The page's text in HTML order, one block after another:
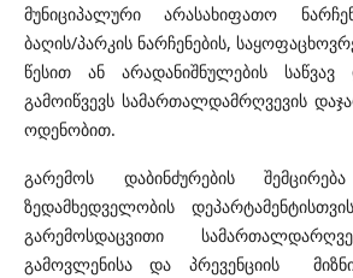
მუნიციპალური არასახიფათო
ბაღის/პარკის ნარჩენების,
წესით ან არადანიშნულების საწვავ
გამოიწვევს სამართალდამრღვევის
ოდენობით.
გარემოს დაბინძურების
ზედამხედველობის
გარემოსდაცვითი
გამოვლენისა და პრევენციის